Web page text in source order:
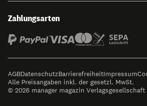
Zahlungsarten
AGBDatenschutzBarrierefreiheitImpressum
Alle Preisangaben inkl. der gesetzl. MwSt.
© 2026 manager magazin Verlagsgesellschaft